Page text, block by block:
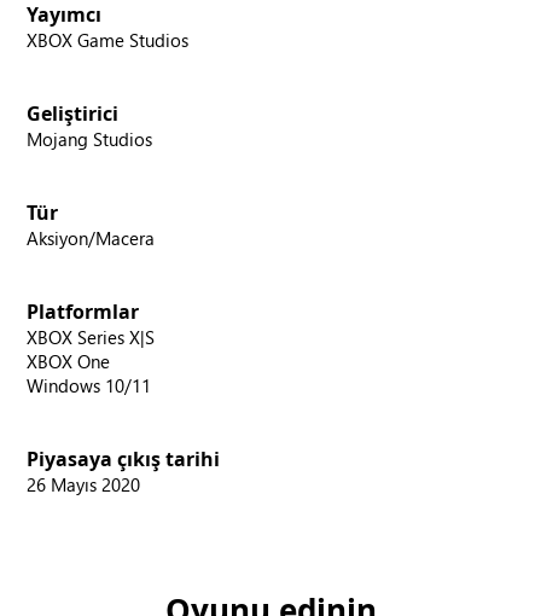
Yayımcı
XBOX Game Studios
Geliştirici
Mojang Studios
Tür
Aksiyon/Macera
Platformlar
XBOX Series X|S
XBOX One
Windows 10/11
Piyasaya çıkış tarihi
26 Mayıs 2020